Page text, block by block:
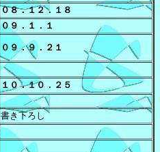
０８．１２．１８
０９．１．１
０９．９．２１
１０．１０．２５
書き下ろし